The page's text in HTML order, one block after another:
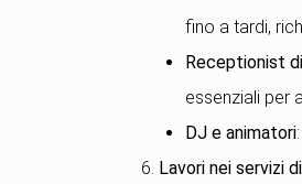
fino a tardi,
Receptionist
essenziali per
DJ e animatori
6. Lavori nei servizi